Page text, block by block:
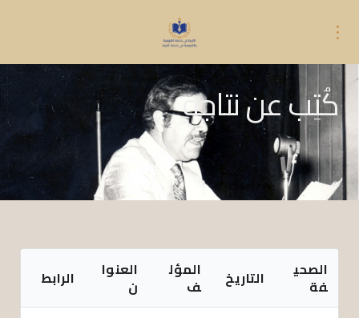
كُتِب عن نتاجه
الصحي
فة التاريخ المؤل
ف
العنوا
ن الرابط